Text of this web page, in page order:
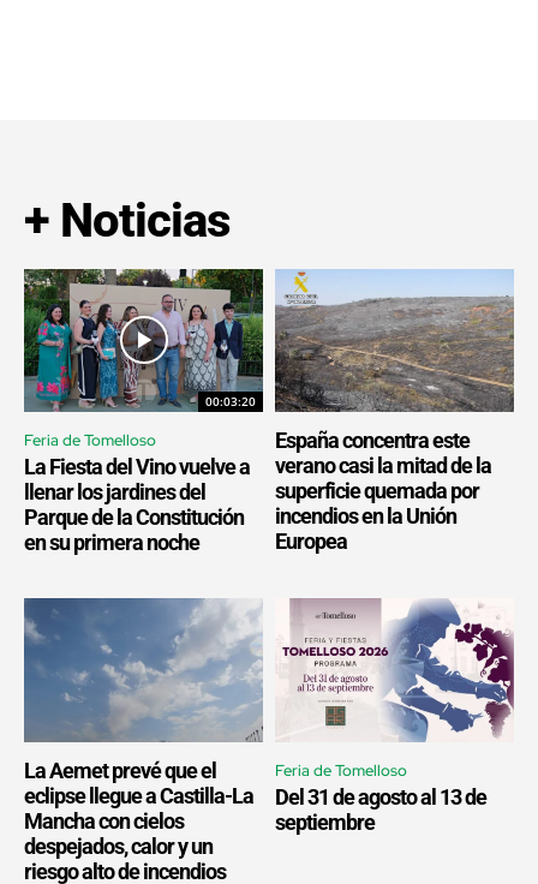
+ Noticias
00:03:20
Feria de Tomelloso
La Fiesta del Vino vuelve a
llenar los jardines del
Parque de la Constitución
en su primera noche
España concentra este
verano casi la mitad de la
superficie quemada por
incendios en la Unión
Europea
La Aemet prevé que el
eclipse llegue a Castilla-La
Mancha con cielos
despejados, calor y un
riesgo alto de incendios
Feria de Tomelloso
Del 31 de agosto al 13 de
septiembre